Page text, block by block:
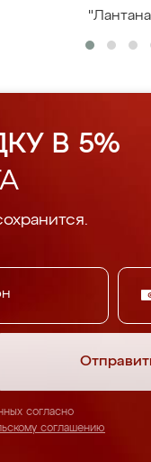
В 5%
согласно
соглашению